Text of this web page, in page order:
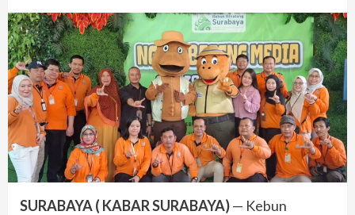
SURABAYA ( KABAR SURABAYA)— Kebun